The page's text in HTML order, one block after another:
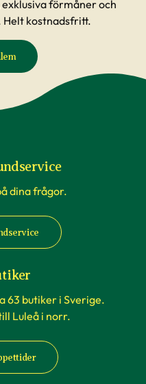
förmåner och
Helt kostnadsfritt.
dina frågor.
63 butiker i Sverige.
Luleå i norr.